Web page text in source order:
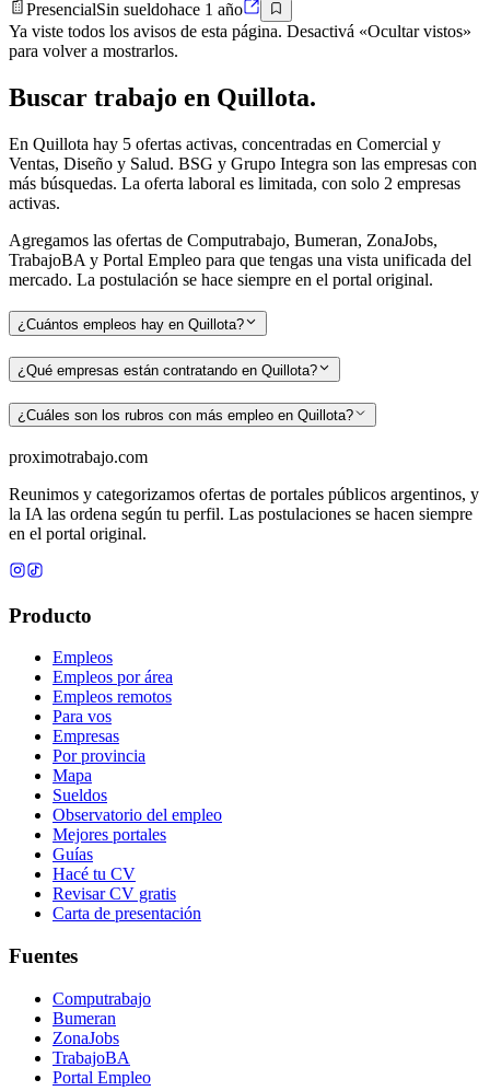
PresencialSin sueldohace 1 año
Ya viste todos los avisos de esta página. Desactivá «Ocultar vistos»
para volver a mostrarlos.
Buscar trabajo en Quillota.
En Quillota hay 5 ofertas activas, concentradas en Comercial y
Ventas, Diseño y Salud. BSG y Grupo Integra son las empresas con
más búsquedas. La oferta laboral es limitada, con solo 2 empresas
activas.
Agregamos las ofertas de Computrabajo, Bumeran, ZonaJobs,
TrabajoBA y Portal Empleo para que tengas una vista unificada del
mercado. La postulación se hace siempre en el portal original.
¿Cuántos empleos hay en Quillota?
¿Qué empresas están contratando en Quillota?
¿Cuáles son los rubros con más empleo en Quillota?
proximotrabajo.com
Reunimos y categorizamos ofertas de portales públicos argentinos, y
la IA las ordena según tu perfil. Las postulaciones se hacen siempre
en el portal original.
Producto
Empleos
Empleos por área
Empleos remotos
Para vos
Empresas
Por provincia
Mapa
Sueldos
Observatorio del empleo
Mejores portales
Guías
Hacé tu CV
Revisar CV gratis
Carta de presentación
Fuentes
Computrabajo
Bumeran
ZonaJobs
TrabajoBA
Portal Empleo